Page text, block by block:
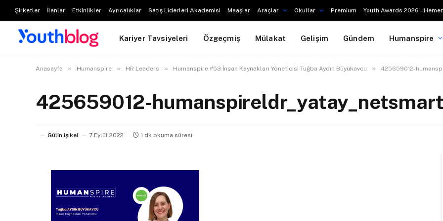
Şirketler İlanlar Etkinlikler Ayrıcalıklar Satış Liderleri Akademisi Maaşlar Araçlar Okullar Premium Youth Awards 2026 –
Kariyer Tavsiyeleri Özgeçmiş Mülakat Gelişim Gündem Humanspire
Anasayfa » Humanspire » HR Leaders » Humanspire #53 İnsan Kaynakları Yöneticisi Tuğba Aydın Büyükavcu » 425659012-
425659012-humanspireldr_yatay_netsmart
Gülin Işıkel 7 Eylül 2022 1 dk okuma süresi